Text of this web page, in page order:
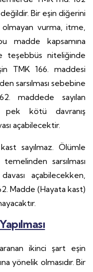
Bir eşin diğerini
vurma, itme,
madde kapsamına
teşebbüs niteliğinde
TMK 166. maddesi
sarsılması sebebine
maddede sayılan
pek kötü davranış
açabilecektir.
sayılmaz. Ölümle
sarsılması
açabilecekken,
Madde (Hayata kast)
ikinci şart eşin
yönelik olmasıdır. Bir